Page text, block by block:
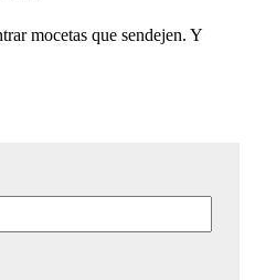
mocetas que sendejen. Y